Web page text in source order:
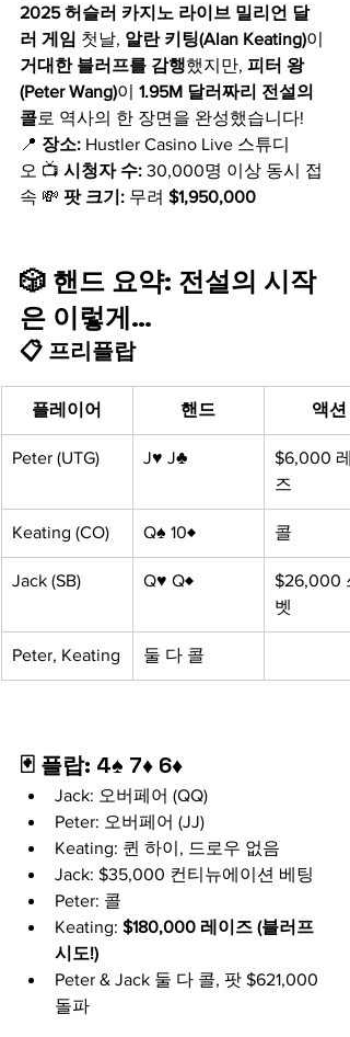
2025 허슬러 카지노 라이브 밀리언 달
러 게임 첫날, 알란 키팅(Alan Keating)이
거대한 블러프를 감행했지만, 피터 왕
(Peter Wang)이 1.95M 달러짜리 전설의
콜로 역사의 한 장면을 완성했습니다!
📍 장소: Hustler Casino Live 스튜디
오 📺 시청자 수: 30,000명 이상 동시 접
속 💸 팟 크기: 무려 $1,950,000
🎲 핸드 요약: 전설의 시작
은 이렇게…
📋 프리플랍
플레이어 핸드 액션
Peter (UTG) J♥ J♣
$6,000 레
즈
Keating (CO) Q♠ 10♦ 콜
Jack (SB) Q♥ Q♦
$26,000
벳
Peter, Keating 둘 다 콜
🃏 플랍: 4♠ 7♦ 6♦
Jack: 오버페어 (QQ)
Peter: 오버페어 (JJ)
Keating: 퀸 하이, 드로우 없음
Jack: $35,000 컨티뉴에이션 베팅
Peter: 콜
Keating: $180,000 레이즈 (블러프
시도!)
Peter & Jack 둘 다 콜, 팟 $621,000
돌파